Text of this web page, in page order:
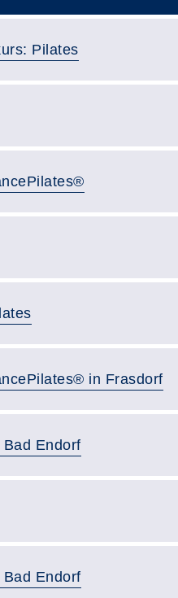
Pilates
in Frasdorf
Endorf
Endorf